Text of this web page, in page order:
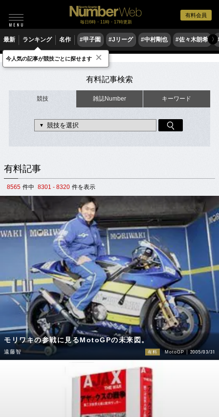
有料会員
毎日6時・11時・17時更新
最新 ランキング 名作 #甲子園 #Jリーグ #中村剛也 #佐々木朗希 〉
有料記事
有料記事検索
競技 雑誌Number キーワード
有料記事
8565 件中 8301 - 8320 件を表示
モリワキの参戦に見るMotoGPの未来図。
遠藤智 有料 MotoGP 2005/03/31
今人気の記事が競技ごとに探せます ×